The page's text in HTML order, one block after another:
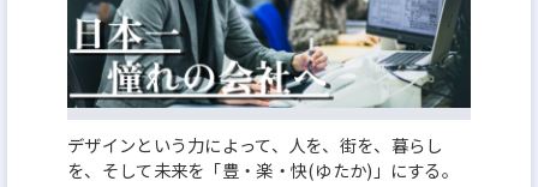
デザインという力によって、人を、街を、暮らし
を、そして未来を「豊・楽・快(ゆたか)」にする。